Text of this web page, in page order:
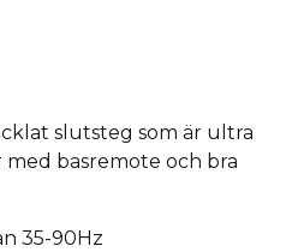
slutsteg som är ultra
med basremote och bra
35-90Hz